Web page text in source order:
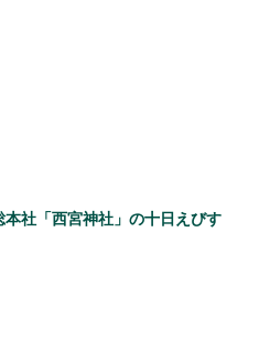
本社「西宮神社」の十日えびす